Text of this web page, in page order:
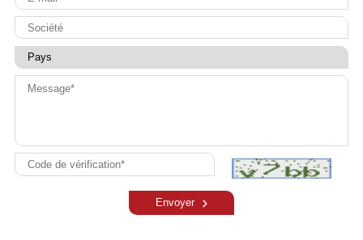
Envoyer